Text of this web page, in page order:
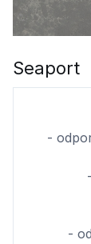
Seaport
-
-